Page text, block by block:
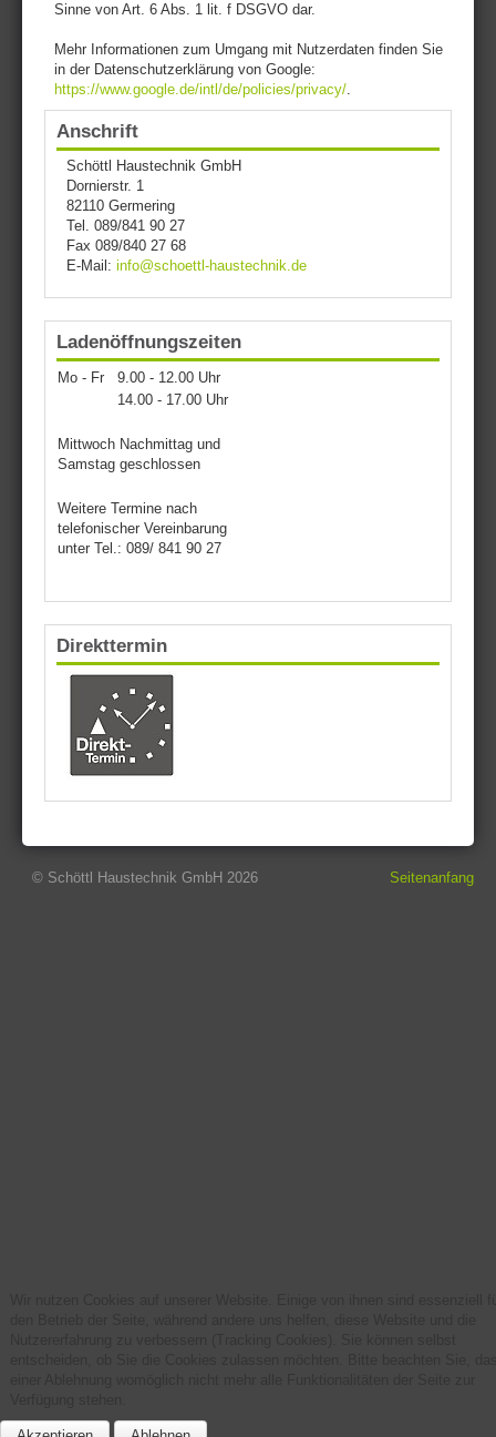
Sinne von Art. 6 Abs. 1 lit. f DSGVO dar.
Mehr Informationen zum Umgang mit Nutzerdaten finden Sie
in der Datenschutzerklärung von Google:
https://www.google.de/intl/de/policies/privacy/.
Anschrift
Schöttl Haustechnik GmbH
Dornierstr. 1
82110 Germering
Tel. 089/841 90 27
Fax 089/840 27 68
E-Mail: info@schoettl-haustechnik.de
Ladenöffnungszeiten
Mo - Fr
9.00 - 12.00 Uhr
14.00 - 17.00 Uhr
Mittwoch Nachmittag und
Samstag geschlossen
Weitere Termine nach
telefonischer Vereinbarung
unter Tel.: 089/ 841 90 27
Direkttermin
Seitenanfang
© Schöttl Haustechnik GmbH 2026